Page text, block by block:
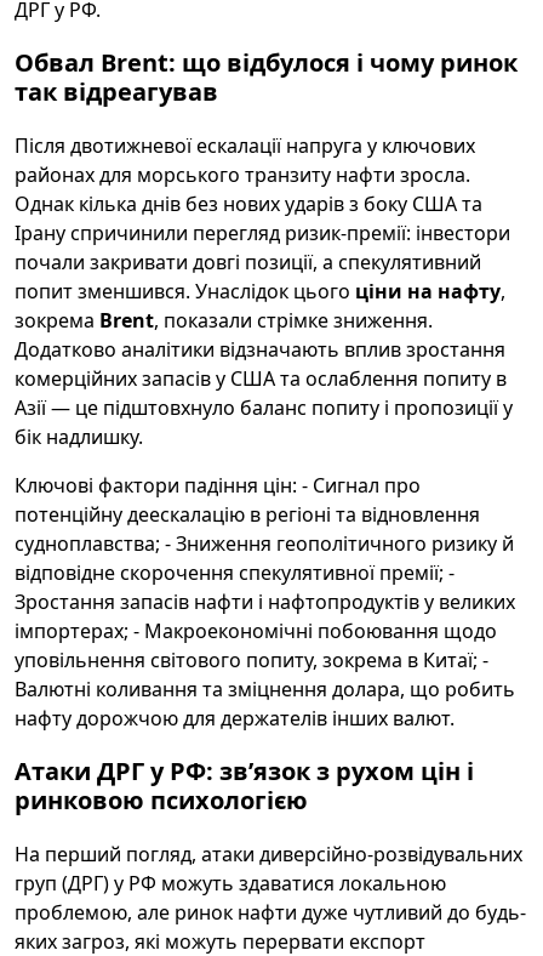
ДРГ у РФ.
Обвал Brent: що відбулося і чому ринок
так відреагував
Після двотижневої ескалації напруга у ключових
районах для морського транзиту нафти зросла.
Однак кілька днів без нових ударів з боку США та
Ірану спричинили перегляд ризик-премії: інвестори
почали закривати довгі позиції, а спекулятивний
попит зменшився. Унаслідок цього ціни на нафту,
зокрема Brent, показали стрімке зниження.
Додатково аналітики відзначають вплив зростання
комерційних запасів у США та ослаблення попиту в
Азії — це підштовхнуло баланс попиту і пропозиції у
бік надлишку.
Ключові фактори падіння цін: - Сигнал про
потенційну деескалацію в регіоні та відновлення
судноплавства; - Зниження геополітичного ризику й
відповідне скорочення спекулятивної премії; -
Зростання запасів нафти і нафтопродуктів у великих
імпортерах; - Макроекономічні побоювання щодо
уповільнення світового попиту, зокрема в Китаї; -
Валютні коливання та зміцнення долара, що робить
нафту дорожчою для держателів інших валют.
Атаки ДРГ у РФ: зв’язок з рухом цін і
ринковою психологією
На перший погляд, атаки диверсійно-розвідувальних
груп (ДРГ) у РФ можуть здаватися локальною
проблемою, але ринок нафти дуже чутливий до будь-
яких загроз, які можуть перервати експорт